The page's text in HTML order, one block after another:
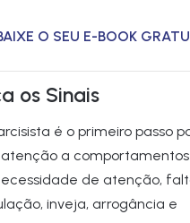
O SEU E-BOOK
os Sinais
é o primeiro passo
a
de atenção,
inveja, arrogância e